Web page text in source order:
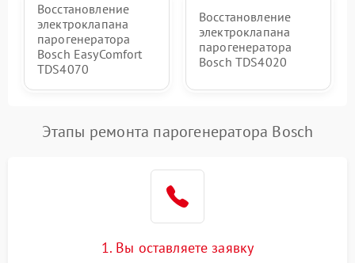
Восстановление
электроклапана
парогенератора
Bosch EasyComfort
TDS4070
Восстановление
электроклапана
парогенератора
Bosch TDS4020
Этапы ремонта парогенератора Bosch
1. Вы оставляете заявку